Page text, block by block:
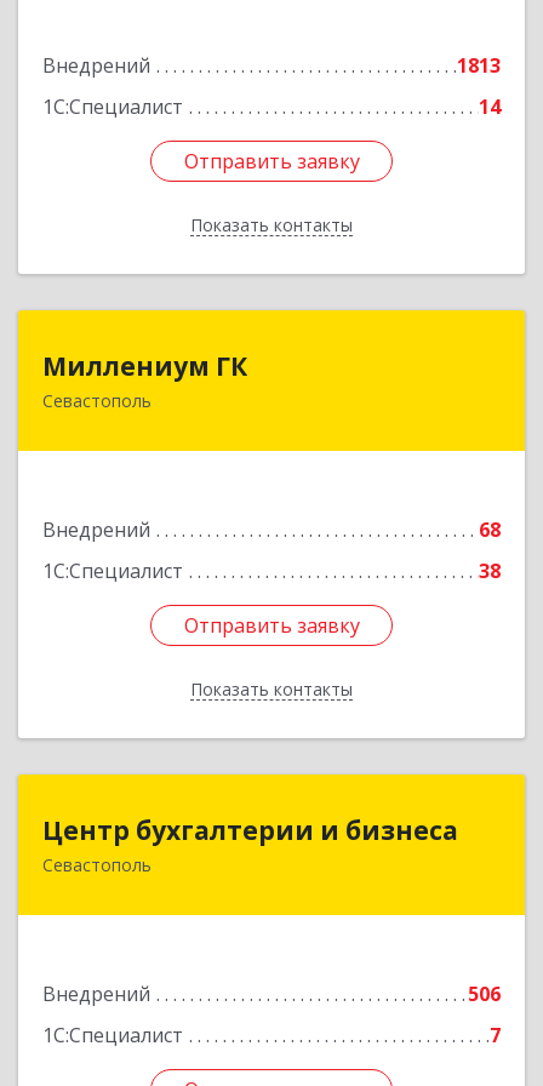
Внедрений
1813
1С:Специалист
14
Отправить заявку
Показать контакты
Отправить заявку
Назад
Миллениум ГК
Севастополь
Внедрений
68
1С:Специалист
38
Отправить заявку
Показать контакты
299011, Севастополь г, вн.тер.г. Ленинский
Подробнее
Отправить заявку
Назад
Центр бухгалтерии и бизнеса
Севастополь
Внедрений
506
1С:Специалист
7
Центр бухгалтерии и бизнеса
299026, Севастополь г, Качинский туп, дом №